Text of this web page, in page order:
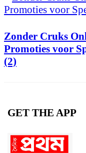
Zonder Cruks
Promoties voor
(2)
GET THE APP